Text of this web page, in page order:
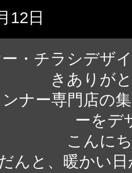
12日
・チラシデザ
きありが
ナー専門店の
ーをデ
こんに
んと、暖かい